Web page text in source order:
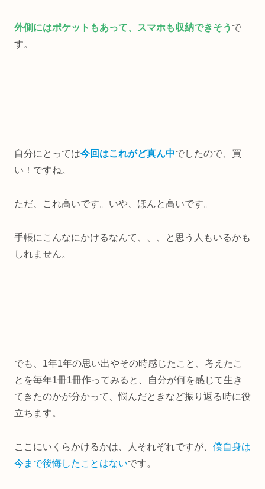
外側にはポケットもあって、スマホも収納できそう で
す。
自分にとっては今回はこれがど真ん中でしたので、買
い！ですね。
ただ、これ高いです。いや、ほんと高いです。
手帳にこんなにかけるなんて、、、と思う人もいるかも
しれません。
でも、1年1年の思い出やその時感じたこと、考えたこ
とを毎年1冊1冊作ってみると、自分が何を感じて生き
てきたのかが分かって、悩んだときなど振り返る時に役
立ちます。
ここにいくらかけるかは、人それぞれですが、 僕自身は
今まで後悔したことはないです。